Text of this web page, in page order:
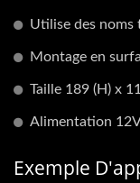
Utilise des noms
Montage en
Taille 189 (H) x
Alimentation
Exemple